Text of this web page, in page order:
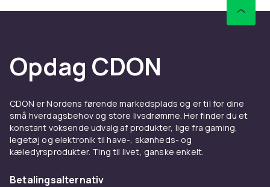
Opdag CDON
CDON er Nordens førende markedsplads og er til for dine
små hverdagsbehov og store livsdrømme. Her finder du et
konstant voksende udvalg af produkter, lige fra gaming,
legetøj og elektronik til have-, skønheds- og
kæledyrsprodukter. Ting til livet, ganske enkelt.
Betalingsalternativ